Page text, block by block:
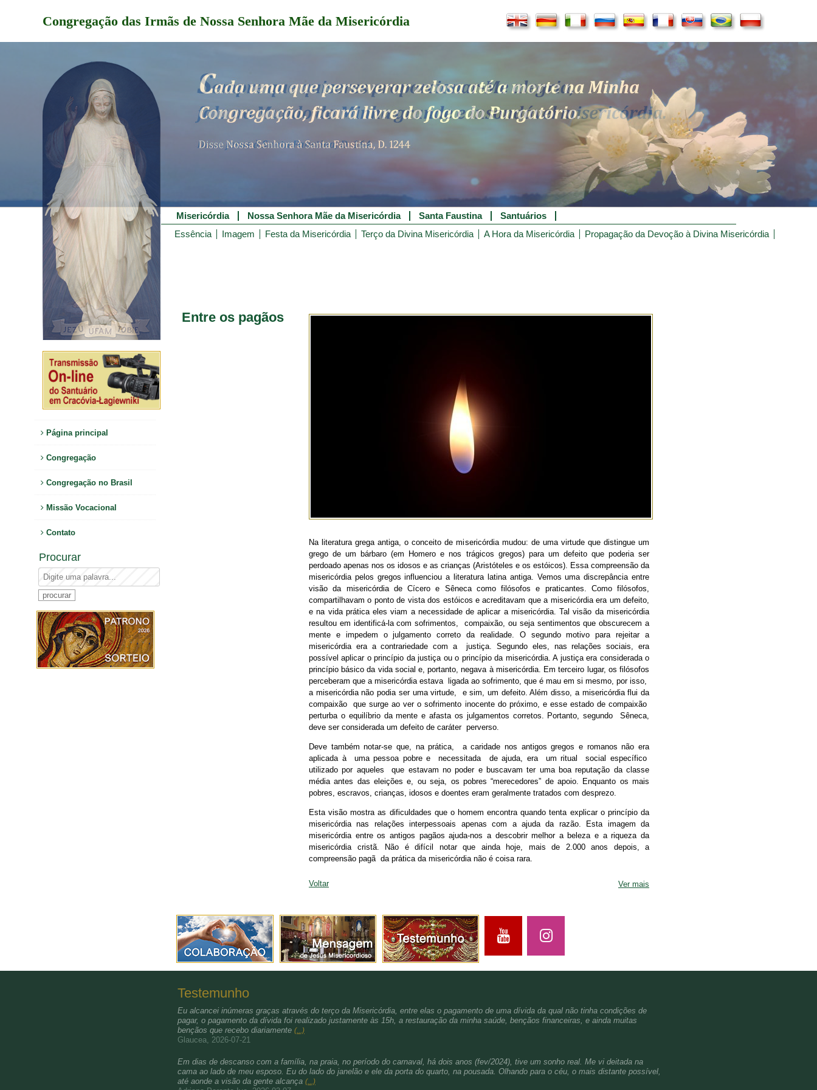
Congregação das Irmãs de Nossa Senhora Mãe da Misericórdia
Página principal
Congregação
Congregação no Brasil
Missão Vocacional
Contato
Procurar
Misericórdia Nossa Senhora Mãe da Misericórdia Santa Faustina
Santuários
Essência
Imagem Festa da Misericórdia Terço da Divina Misericórdia A Hora da Misericórdia Propagação da Devoção à Divina Misericórdia
Entre os pagãos
Na literatura grega antiga, o conceito de misericórdia mudou: de uma virtude que distingue um
grego de um bárbaro (em Homero e nos trágicos gregos) para um defeito que poderia ser
perdoado apenas nos os idosos e as crianças (Aristóteles e os estóicos). Essa compreensão da
misericórdia pelos gregos influenciou a literatura latina antiga. Vemos uma discrepância entre
visão da misericórdia de Cícero e Sêneca como filósofos e praticantes. Como filósofos,
compartilhavam o ponto de vista dos estóicos e acreditavam que a misericórdia era um defeito,
e na vida prática eles viam a necessidade de aplicar a misericórdia. Tal visão da misericórdia
resultou em identificá-la com sofrimentos, compaixão, ou seja sentimentos que obscurecem a
mente e impedem o julgamento correto da realidade. O segundo motivo para rejeitar a
misericórdia era a contrariedade com a justiça. Segundo eles, nas relações sociais, era
possível aplicar o princípio da justiça ou o princípio da misericórdia. A justiça era considerada o
princípio básico da vida social e, portanto, negava à misericórdia. Em terceiro lugar, os filósofos
perceberam que a misericórdia estava ligada ao sofrimento, que é mau em si mesmo, por isso,
a misericórdia não podia ser uma virtude, e sim, um defeito. Além disso, a misericórdia flui da
compaixão que surge ao ver o sofrimento inocente do próximo, e esse estado de compaixão
perturba o equilíbrio da mente e afasta os julgamentos corretos. Portanto, segundo Sêneca,
deve ser considerada um defeito de caráter perverso.
Deve também notar-se que, na prática, a caridade nos antigos gregos e romanos não era
aplicada à uma pessoa pobre e necessitada de ajuda, era um ritual social específico
utilizado por aqueles que estavam no poder e buscavam ter uma boa reputação da classe
média antes das eleições e, ou seja, os pobres “merecedores” de apoio. Enquanto os mais
pobres, escravos, crianças, idosos e doentes eram geralmente tratados com desprezo.
Esta visão mostra as dificuldades que o homem encontra quando tenta explicar o princípio da
misericórdia nas relações interpessoais apenas com a ajuda da razão. Esta imagem da
misericórdia entre os antigos pagãos ajuda-nos a descobrir melhor a beleza e a riqueza da
misericórdia cristã. Não é difícil notar que ainda hoje, mais de 2.000 anos depois, a
compreensão pagã da prática da misericórdia não é coisa rara.
Ver mais
Voltar
Testemunho
Eu alcancei inúmeras graças através do terço da Misericórdia, entre elas o pagamento de uma dívida da qual não tinha condições de
pagar, o pagamento da dívida foi realizado justamente às 15h, a restauração da minha saúde, bençãos financeiras, e ainda muitas
bençãos que recebo diariamente (...)
Glaucea, 2026-07-21
Em dias de descanso com a família, na praia, no período do carnaval, há dois anos (fev/2024), tive um sonho real. Me vi deitada na
cama ao lado de meu esposo. Eu do lado do janelão e ele da porta do quarto, na pousada. Olhando para o céu, o mais distante possível,
até aonde a visão da gente alcança (...)